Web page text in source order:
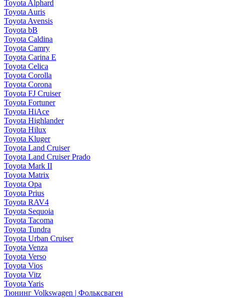
Toyota Alphard
Toyota Auris
Toyota Avensis
Toyota bB
Toyota Caldina
Toyota Camry
Toyota Carina E
Toyota Celica
Toyota Corolla
Toyota Corona
Toyota FJ Cruiser
Toyota Fortuner
Toyota HiAce
Toyota Highlander
Toyota Hilux
Toyota Kluger
Toyota Land Cruiser
Toyota Land Cruiser Prado
Toyota Mark II
Toyota Matrix
Toyota Opa
Toyota Prius
Toyota RAV4
Toyota Sequoia
Toyota Tacoma
Toyota Tundra
Toyota Urban Cruiser
Toyota Venza
Toyota Verso
Toyota Vios
Toyota Vitz
Toyota Yaris
Тюнинг Volkswagen | Фольксваген